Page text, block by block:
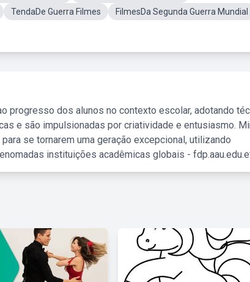
TendaDe Guerra Filmes
FilmesDa Segunda Guerra Mundial
progresso dos alunos no contexto escolar, adotando
e são impulsionadas por criatividade e entusiasmo.
se tornarem uma geração excepcional, utilizando
instituições acadêmicas globais -